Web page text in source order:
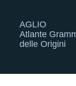
AGLIO
Atlante
delle Origini